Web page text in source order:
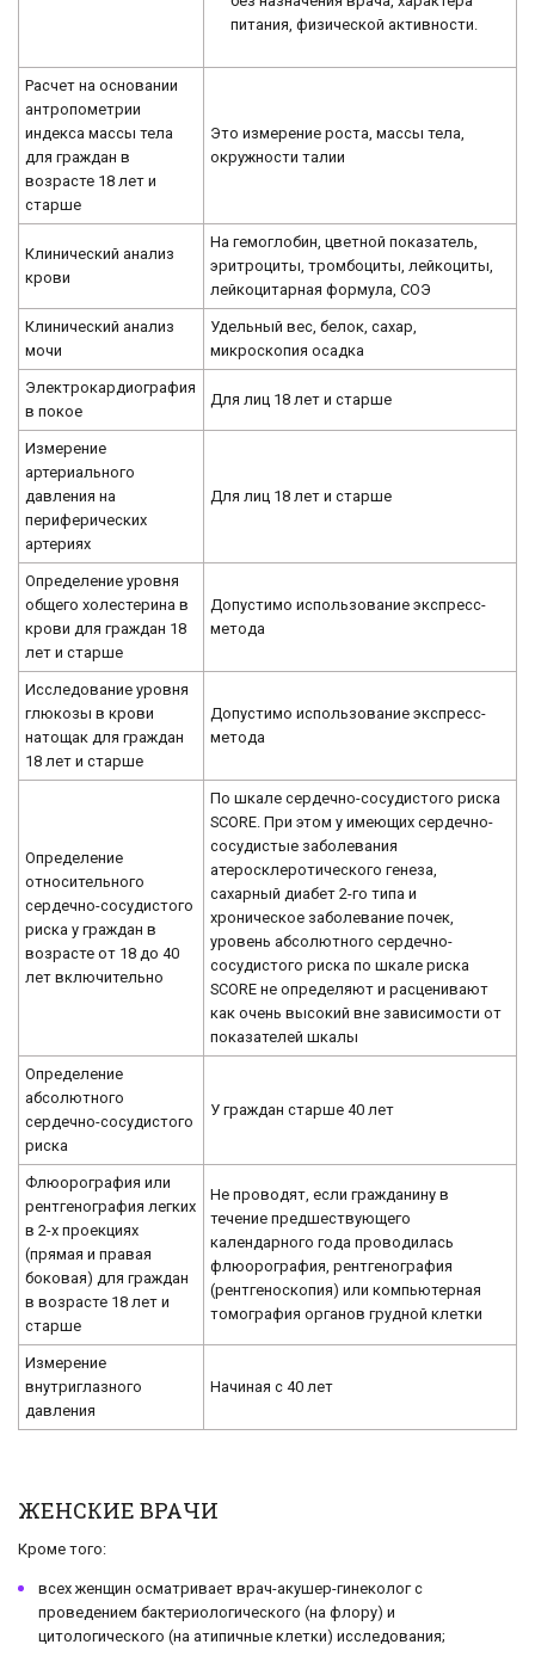
питания, физической активности.
Расчет на основании
антропометрии
индекса массы тела
для граждан в
возрасте 18 лет и
старше
Это измерение роста, массы тела,
окружности талии
Клинический анализ
крови
На гемоглобин, цветной показатель,
эритроциты, тромбоциты, лейкоциты,
лейкоцитарная формула, СОЭ
Клинический анализ
мочи
Удельный вес, белок, сахар,
микроскопия осадка
Электрокардиография
в покое
Для лиц 18 лет и старше
Измерение
артериального
давления на
периферических
артериях
Для лиц 18 лет и старше
Определение уровня
общего холестерина в
крови для граждан 18
лет и старше
Допустимо использование экспресс-
метода
Исследование уровня
глюкозы в крови
натощак для граждан
18 лет и старше
Допустимо использование экспресс-
метода
Определение
относительного
сердечно-сосудистого
риска у граждан в
возрасте от 18 до 40
лет включительно
По шкале сердечно-сосудистого риска
SCORE. При этом у имеющих сердечно-
сосудистые заболевания
атеросклеротического генеза,
сахарный диабет 2-го типа и
хроническое заболевание почек,
уровень абсолютного сердечно-
сосудистого риска по шкале риска
SCORE не определяют и расценивают
как очень высокий вне зависимости от
показателей шкалы
Определение
абсолютного
сердечно-сосудистого
риска
У граждан старше 40 лет
Флюорография или
рентгенография легких
в 2-х проекциях
(прямая и правая
боковая) для граждан
в возрасте 18 лет и
старше
Не проводят, если гражданину в
течение предшествующего
календарного года проводилась
флюорография, рентгенография
(рентгеноскопия) или компьютерная
томография органов грудной клетки
Измерение
внутриглазного
давления
Начиная с 40 лет
ЖЕНСКИЕ ВРАЧИ
Кроме того:
всех женщин осматривает врач-акушер-гинеколог с
проведением бактериологического (на флору) и
цитологического (на атипичные клетки) исследования;